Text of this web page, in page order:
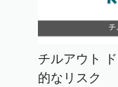
チルアウト
的なリスク